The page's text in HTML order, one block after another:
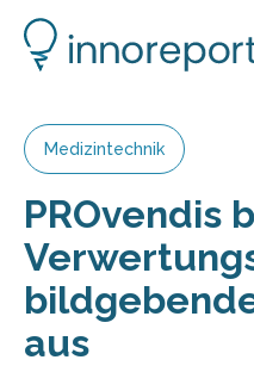
Medizintechnik
PROvendis
aus